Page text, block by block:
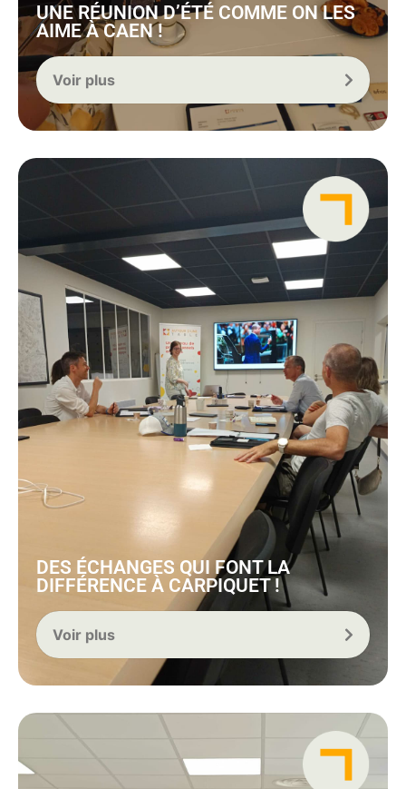
UNE RÉUNION D’ÉTÉ COMME ON LES
AIME À CAEN !
Voir plus
DES ÉCHANGES QUI FONT LA
DIFFÉRENCE À CARPIQUET !
Voir plus